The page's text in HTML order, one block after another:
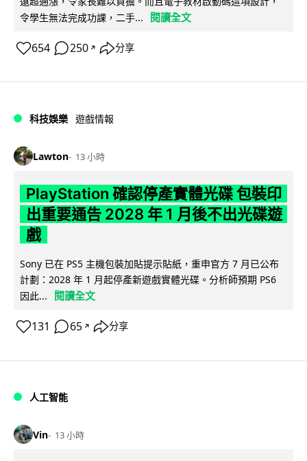
令學生無法完成功課，二手...
閱讀全文
654 250 ↗ 分享
科技娛樂 遊戲情報
Lawton 13 小時
PlayStation 確認停產實體光碟 包裝印
出重要通告 2028 年 1 月後不出光碟遊
戲
Sony 已在 PS5 主機包裝加貼提示貼紙，重申官方 7 月已公布
計劃：2028 年 1 月起停產新遊戲實體光碟。分析師預期 PS6
因此...
閱讀全文
131 65 ↗ 分享
人工智能
Vin 13 小時